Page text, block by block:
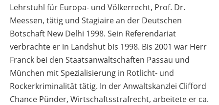
Lehrstuhl für Europa- und Völkerrecht, Prof. Dr.
Meessen, tätig und Stagiaire an der Deutschen
Botschaft New Delhi 1998. Sein Referendariat
verbrachte er in Landshut bis 1998. Bis 2001 war Herr
Franck bei den Staatsanwaltschaften Passau und
München mit Spezialisierung in Rotlicht- und
Rockerkriminalität tätig. In der Anwaltskanzlei Clifford
Chance Pünder, Wirtschaftsstrafrecht, arbeitete er ca.